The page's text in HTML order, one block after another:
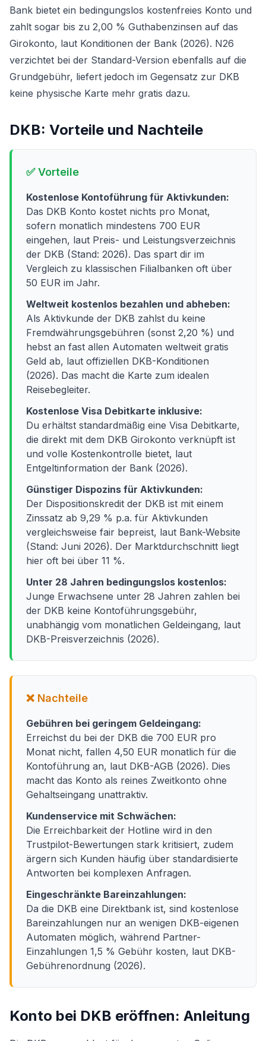
Bank bietet ein bedingungslos kostenfreies Konto und
zahlt sogar bis zu 2,00 % Guthabenzinsen auf das
Girokonto, laut Konditionen der Bank (2026). N26
verzichtet bei der Standard-Version ebenfalls auf die
Grundgebühr, liefert jedoch im Gegensatz zur DKB
keine physische Karte mehr gratis dazu.
DKB: Vorteile und Nachteile
✅ Vorteile
Kostenlose Kontoführung für Aktivkunden:
Das DKB Konto kostet nichts pro Monat,
sofern monatlich mindestens 700 EUR
eingehen, laut Preis- und Leistungsverzeichnis
der DKB (Stand: 2026). Das spart dir im
Vergleich zu klassischen Filialbanken oft über
50 EUR im Jahr.
Weltweit kostenlos bezahlen und abheben:
Als Aktivkunde der DKB zahlst du keine
Fremdwährungsgebühren (sonst 2,20 %) und
hebst an fast allen Automaten weltweit gratis
Geld ab, laut offiziellen DKB-Konditionen
(2026). Das macht die Karte zum idealen
Reisebegleiter.
Kostenlose Visa Debitkarte inklusive:
Du erhältst standardmäßig eine Visa Debitkarte,
die direkt mit dem DKB Girokonto verknüpft ist
und volle Kostenkontrolle bietet, laut
Entgeltinformation der Bank (2026).
Günstiger Dispozins für Aktivkunden:
Der Dispositionskredit der DKB ist mit einem
Zinssatz ab 9,29 % p.a. für Aktivkunden
vergleichsweise fair bepreist, laut Bank-Website
(Stand: Juni 2026). Der Marktdurchschnitt liegt
hier oft bei über 11 %.
Unter 28 Jahren bedingungslos kostenlos:
Junge Erwachsene unter 28 Jahren zahlen bei
der DKB keine Kontoführungsgebühr,
unabhängig vom monatlichen Geldeingang, laut
DKB-Preisverzeichnis (2026).
❌ Nachteile
Gebühren bei geringem Geldeingang:
Erreichst du bei der DKB die 700 EUR pro
Monat nicht, fallen 4,50 EUR monatlich für die
Kontoführung an, laut DKB-AGB (2026). Dies
macht das Konto als reines Zweitkonto ohne
Gehaltseingang unattraktiv.
Kundenservice mit Schwächen:
Die Erreichbarkeit der Hotline wird in den
Trustpilot-Bewertungen stark kritisiert, zudem
ärgern sich Kunden häufig über standardisierte
Antworten bei komplexen Anfragen.
Eingeschränkte Bareinzahlungen:
Da die DKB eine Direktbank ist, sind kostenlose
Bareinzahlungen nur an wenigen DKB-eigenen
Automaten möglich, während Partner-
Einzahlungen 1,5 % Gebühr kosten, laut DKB-
Gebührenordnung (2026).
Konto bei DKB eröffnen: Anleitung